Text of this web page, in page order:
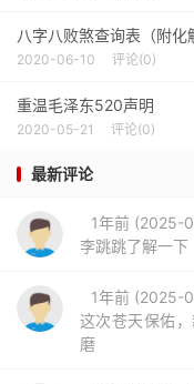
八字八败煞查询表（附化
2020-06-10 评论(0)
重温毛泽东520声明
2020-05-21 评论(0)
最新评论
1年前 (2025-
李跳跳了解一下
1年前 (2025-
这次苍天保佑
磨